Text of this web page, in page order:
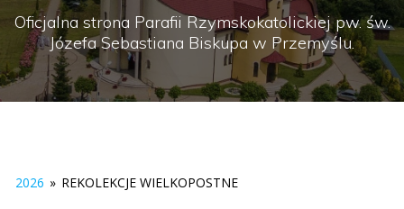
Oficjalna strona Parafii Rzymskokatolickiej pw. św.
Józefa Sebastiana Biskupa w Przemyślu.
2026 » REKOLEKCJE WIELKOPOSTNE